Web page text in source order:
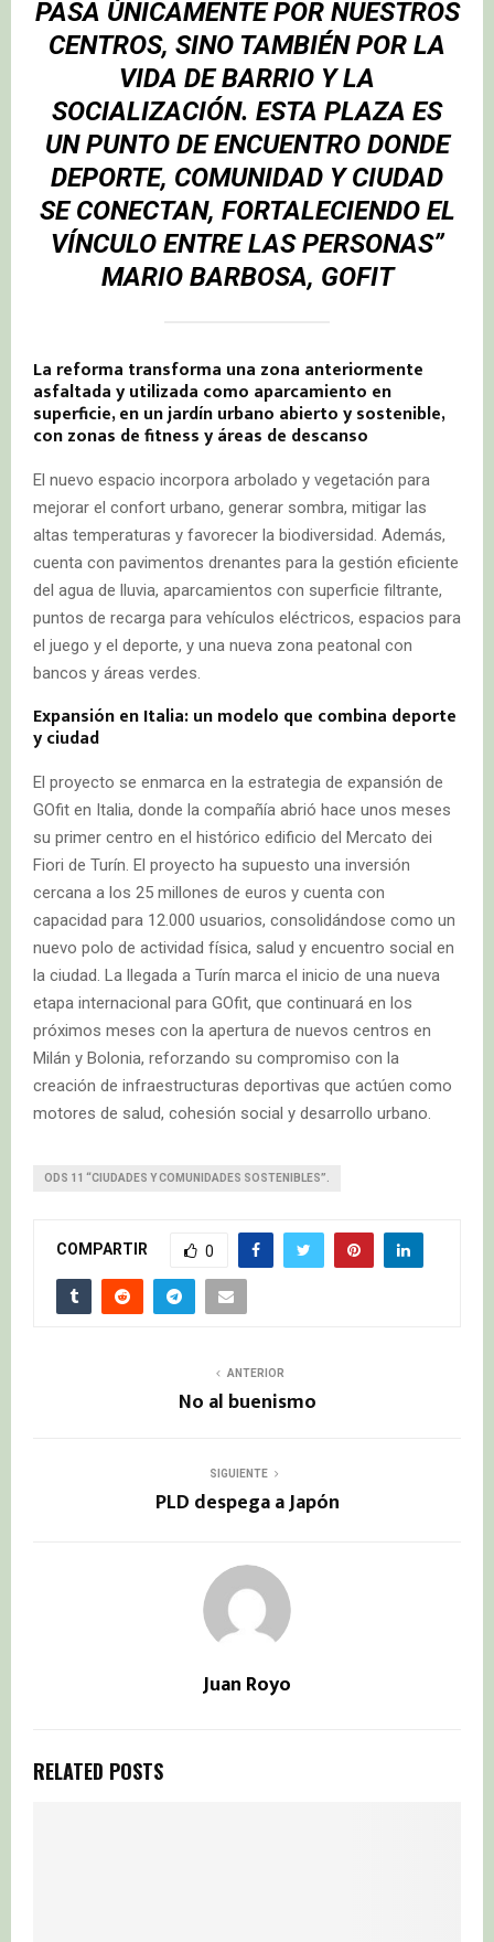
PASA ÚNICAMENTE POR NUESTROS
CENTROS, SINO TAMBIÉN POR LA
VIDA DE BARRIO Y LA
SOCIALIZACIÓN. ESTA PLAZA ES
UN PUNTO DE ENCUENTRO DONDE
DEPORTE, COMUNIDAD Y CIUDAD
SE CONECTAN, FORTALECIENDO EL
VÍNCULO ENTRE LAS PERSONAS”
MARIO BARBOSA, GOFIT
La reforma transforma una zona anteriormente
asfaltada y utilizada como aparcamiento en
superficie, en un jardín urbano abierto y sostenible,
con zonas de fitness y áreas de descanso
El nuevo espacio incorpora arbolado y vegetación para
mejorar el confort urbano, generar sombra, mitigar las
altas temperaturas y favorecer la biodiversidad. Además,
cuenta con pavimentos drenantes para la gestión eficiente
del agua de lluvia, aparcamientos con superficie filtrante,
puntos de recarga para vehículos eléctricos, espacios para
el juego y el deporte, y una nueva zona peatonal con
bancos y áreas verdes.
Expansión en Italia: un modelo que combina deporte
y ciudad
El proyecto se enmarca en la estrategia de expansión de
GOfit en Italia, donde la compañía abrió hace unos meses
su primer centro en el histórico edificio del Mercato dei
Fiori de Turín. El proyecto ha supuesto una inversión
cercana a los 25 millones de euros y cuenta con
capacidad para 12.000 usuarios, consolidándose como un
nuevo polo de actividad física, salud y encuentro social en
la ciudad. La llegada a Turín marca el inicio de una nueva
etapa internacional para GOfit, que continuará en los
próximos meses con la apertura de nuevos centros en
Milán y Bolonia, reforzando su compromiso con la
creación de infraestructuras deportivas que actúen como
motores de salud, cohesión social y desarrollo urbano.
ODS 11 “CIUDADES Y COMUNIDADES SOSTENIBLES”.
COMPARTIR 0
ANTERIOR
No al buenismo
SIGUIENTE
PLD despega a Japón
Juan Royo
RELATED POSTS